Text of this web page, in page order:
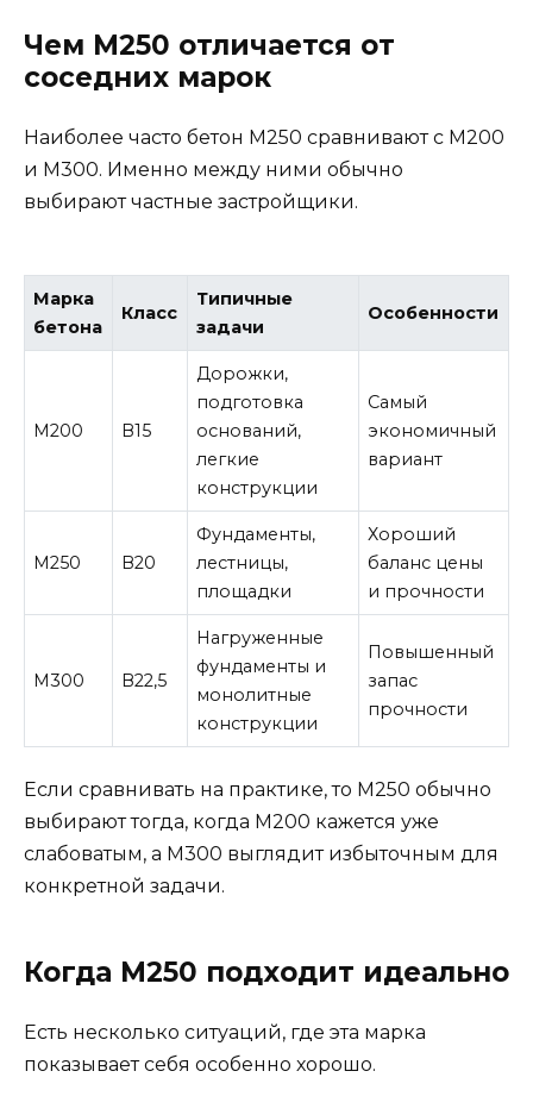
Чем М250 отличается от
соседних марок
Наиболее часто бетон М250 сравнивают с М200
и М300. Именно между ними обычно
выбирают частные застройщики.
Марка
бетона
Класс
Типичные
задачи
Особенности
М200 В15
Дорожки,
подготовка
оснований,
легкие
конструкции
Самый
экономичный
вариант
М250 В20
Фундаменты,
лестницы,
площадки
Хороший
баланс цены
и прочности
М300 В22,5
Нагруженные
фундаменты и
монолитные
конструкции
Повышенный
запас
прочности
Если сравнивать на практике, то М250 обычно
выбирают тогда, когда М200 кажется уже
слабоватым, а М300 выглядит избыточным для
конкретной задачи.
Когда М250 подходит идеально
Есть несколько ситуаций, где эта марка
показывает себя особенно хорошо.